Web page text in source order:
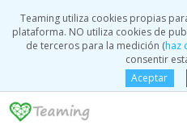
Teaming utiliza cookies propias
plataforma. NO utiliza cookies de
de terceros para la medición (haz
consentir
Aceptar